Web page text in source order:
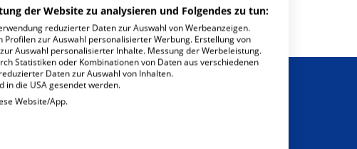
der Website zu analysieren und Folgendes zu tun:
reduzierter Daten zur Auswahl von Werbeanzeigen.
zur Auswahl personalisierter Werbung. Erstellung von
Auswahl personalisierter Inhalte. Messung der Werbeleistung.
Statistiken oder Kombinationen von Daten aus verschiedenen
Daten zur Auswahl von Inhalten.
in die USA gesendet werden.
Website/App.